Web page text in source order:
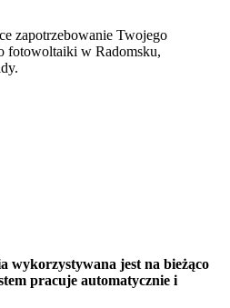
zapotrzebowanie Twojego
fotowoltaiki w Radomsku,
wykorzystywana jest na bieżąco
pracuje automatycznie i